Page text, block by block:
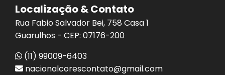
Localização & Contato
Rua Fabio Salvador Bei, 758 Casa 1
Guarulhos - CEP: 07176-200
(11) 99009-6403
nacionalcorescontato@gmail.com